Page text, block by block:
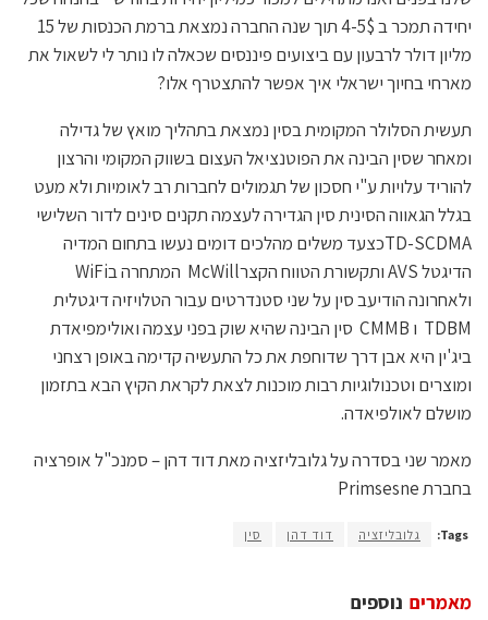
יחידה תמכר ב 4-5$ תוך שנה החברה נמצאת ברמת הכנסות של 15
מליון דולר לרבעון עם ביצועים פיננסים שכאלה לו נותר לי לשאול את
מארחי בחיוך ישראלי איך אפשר להתצטרף אלו?
תעשית הסלולר המקומית בסין נמצאת בתהליך מואץ של גדילה
ומאחר שסין הבינה את הפוטנציאל העצום בשווק המקומי והרצון
להוריד עלויות ע"י חסכון של תגמולים לחברות רב לאומיות ולא מעט
בגלל הגאווה הסינית סין הגדירה לעצמה תקנים סינים לדור השלישי
TD-SCDMAכצעד משלים מהלכים דומים נעשו בתחום המדיה
ולאחרונה הודיעב סין על שני סטנדרטים עבור הטלויזיה דיגטלית
TDBM ו CMMB סין הבינה שהיא שוק בפני עצמה ואולימפיאדת
ביג'ין היא אבן דרך שדוחפת את כל התעשיה קדימה באופן רצחני
ומוצרים וטכנולוגיות רבות מוכנות לצאת לקראת הקיץ הבא בתזמון
מושלם לאולפיאדה.
מאמר שני בסדרה על גלובליזציה מאת דוד דהן – סמנכ"ל אופרציה
בחברת Primsesne
Tags: גלובליזציה דוד דהן סין
נוספים מאמרים